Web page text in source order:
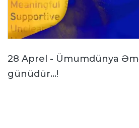
28 Aprel - Ümumdünya
günüdür...!